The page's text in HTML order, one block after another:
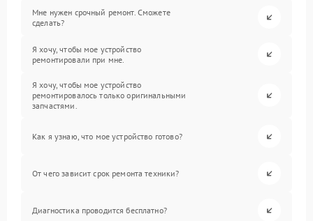
Мне нужен срочный ремонт. Сможете
сделать?
Я хочу, чтобы мое устройство
ремонтировали при мне.
Я хочу, чтобы мое устройство
ремонтировалось только оригинальными
запчастями.
Как я узнаю, что мое устройство готово?
От чего зависит срок ремонта техники?
Диагностика проводится бесплатно?